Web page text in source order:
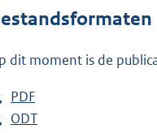
dit moment is de
D
o
PDF
e
D
ODT